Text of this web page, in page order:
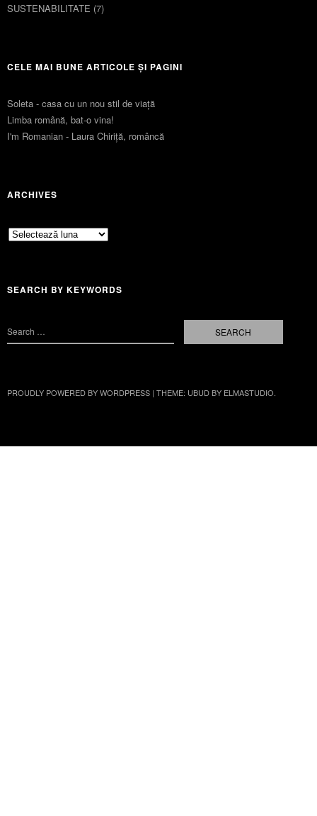
SUSTENABILITATE (7)
CELE MAI BUNE ARTICOLE ȘI PAGINI
Soleta - casa cu un nou stil de viaţă
Limba română, bat-o vina!
I'm Romanian - Laura Chiriță, româncă
ARCHIVES
Archives
SEARCH BY KEYWORDS
PROUDLY POWERED BY WORDPRESS | THEME: UBUD BY ELMASTUDIO